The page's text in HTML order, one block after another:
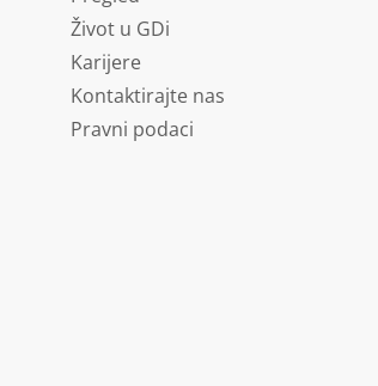
Život u GDi
Karijere
Kontaktirajte nas
Pravni podaci